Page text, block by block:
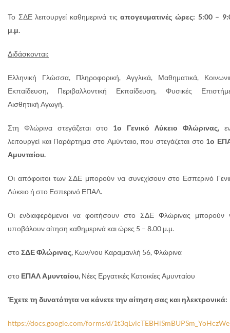
Το ΣΔΕ λειτουργεί καθημερινά τιςαπογευματινές ώρες: 5:00 –
μ.μ.
Διδάσκονται:
Ελληνική Γλώσσα, Πληροφορική, Αγγλικά, Μαθηματικά,
Εκπαίδευση, Περιβαλλοντική Εκπαίδευση, Φυσικές
Αισθητική Αγωγή.
Στη Φλώρινα στεγάζεται στο 1ο Γενικό Λύκειο Φλώρινας,
λειτουργεί και Παράρτημα στο Αμύνταιο, που στεγάζεται στο 1ο
Αμυνταίου.
Οι απόφοιτοι των ΣΔΕ μπορούν να συνεχίσουν στο Εσπερινό
Λύκειο ή στο Εσπερινό ΕΠΑΛ.
Οι ενδιαφερόμενοι να φοιτήσουν στο ΣΔΕ Φλώρινας μπορούν
υποβάλουν αίτηση καθημερινά και ώρες 5 – 8.00 μ.μ.
στοΣΔΕ Φλώρινας, Κων/νου Καραμανλή 56, Φλώρινα
στο ΕΠΑΛ Αμυνταίου, Νέες Εργατικές Κατοικίες Αμυνταίου
Έχετε τη δυνατότητα να κάνετε την αίτηση σας και ηλεκτρονικά:
https://docs.google.com/forms/d/